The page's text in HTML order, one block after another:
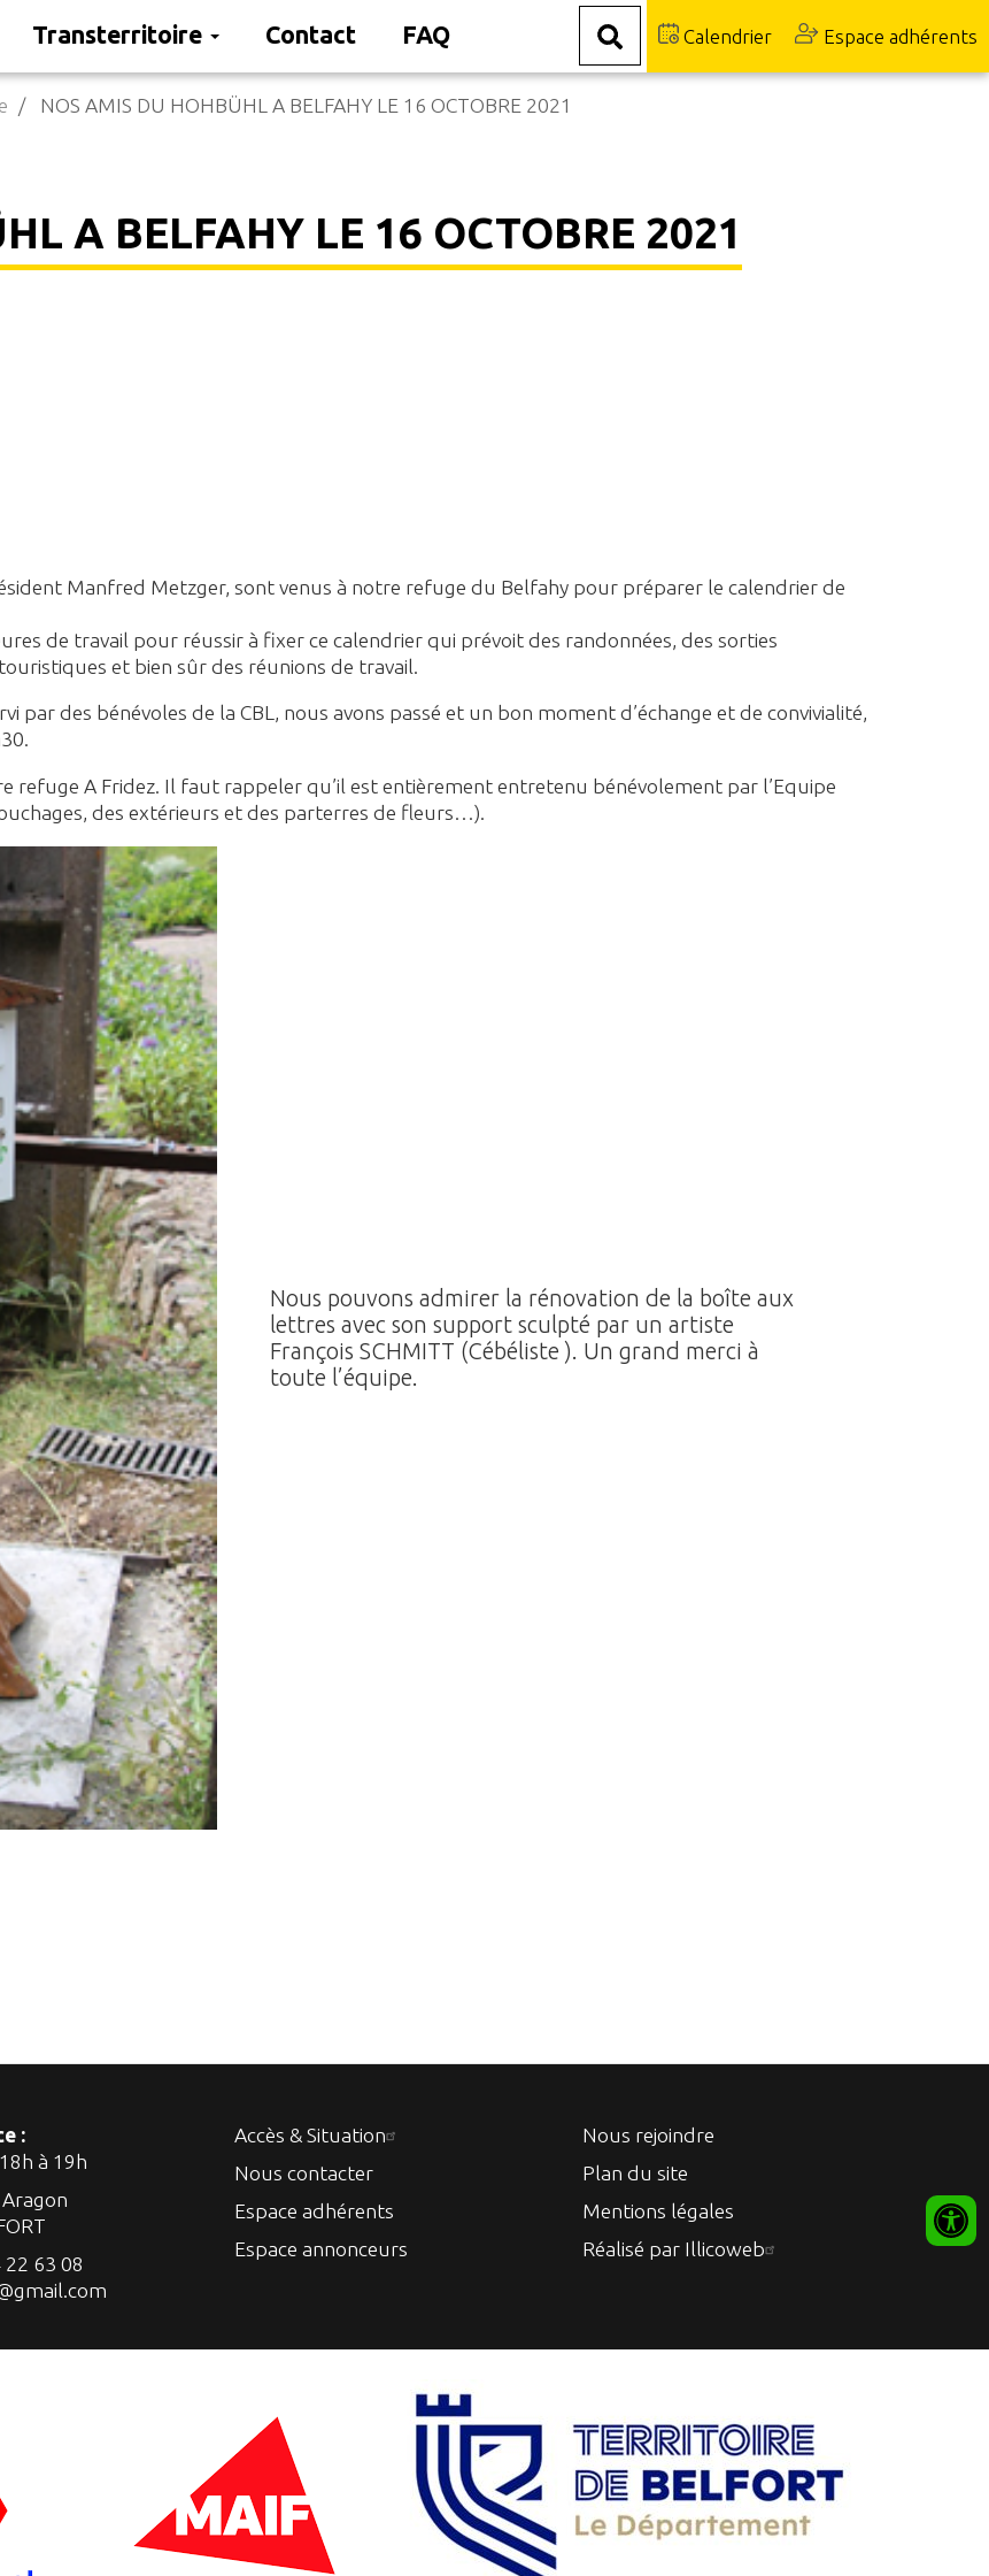
Transterritoire Contact FAQ Calendrier Espace adhérents
NOS AMIS DU HOHBÜHL A BELFAHY LE 16 OCTOBRE 2021
A BELFAHY LE 16 OCTOBRE 2021
Manfred Metzger, sont venus à notre refuge du Belfahy pour préparer le calendrier de
de travail pour réussir à fixer ce calendrier qui prévoit des randonnées, des sorties
et bien sûr des réunions de travail.
par des bénévoles de la CBL, nous avons passé et un bon moment d’échange et de convivialité,
refuge A Fridez. Il faut rappeler qu’il est entièrement entretenu bénévolement par l’Equipe
des extérieurs et des parterres de fleurs…).
Nous pouvons admirer la rénovation de la boîte aux
lettres avec son support sculpté par un artiste
François SCHMITT (Cébéliste ). Un grand merci à
toute l’équipe.
:
à 19h
22 63 08
Accès & Situation
Nous contacter
Espace adhérents
Espace annonceurs
Nous rejoindre
Plan du site
Mentions légales
Réalisé par Illicoweb